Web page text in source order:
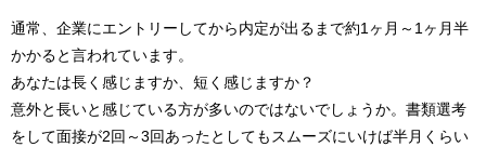
通常、企業にエントリーしてから内定が出るまで約1ヶ月～1ヶ月半
かかると言われています。
あなたは長く感じますか、短く感じますか？
意外と長いと感じている方が多いのではないでしょうか。書類選考
をして面接が2回～3回あったとしてもスムーズにいけば半月くらい